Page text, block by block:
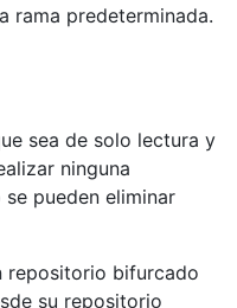
rama predeterminada.
sea de solo lectura y
ninguna
pueden eliminar
repositorio bifurcado
su repositorio